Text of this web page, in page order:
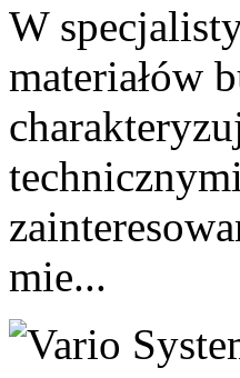
W
materiałów
mie...